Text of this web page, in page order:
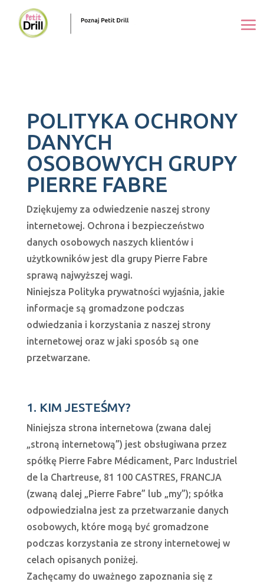
POLITYKA OCHRONY
DANYCH
OSOBOWYCH GRUPY
PIERRE FABRE
Dziękujemy za odwiedzenie naszej strony
internetowej. Ochrona i bezpieczeństwo
danych osobowych naszych klientów i
użytkowników jest dla grupy Pierre Fabre
sprawą najwyższej wagi.
Niniejsza Polityka prywatności wyjaśnia, jakie
informacje są gromadzone podczas
odwiedzania i korzystania z naszej strony
internetowej oraz w jaki sposób są one
przetwarzane.
1. KIM JESTEŚMY?
Niniejsza strona internetowa (zwana dalej
„stroną internetową”) jest obsługiwana przez
spółkę Pierre Fabre Médicament, Parc Industriel
de la Chartreuse, 81 100 CASTRES, FRANCJA
(zwaną dalej „Pierre Fabre” lub „my”); spółka
odpowiedzialna jest za przetwarzanie danych
osobowych, które mogą być gromadzone
podczas korzystania ze strony internetowej w
celach opisanych poniżej.
Zachęcamy do uważnego zapoznania się z